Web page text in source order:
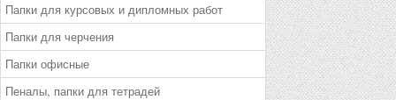
Папки для курсовых и дипломных работ
Папки для черчения
Папки офисные
Пеналы, папки для тетрадей